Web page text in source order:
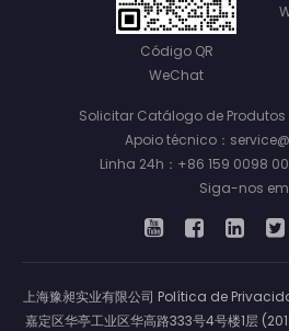
Código QR
WeChat
Solicitar Catálogo de
Apoio técnico：
Linha 24h：+86 159 0098
Siga-nos
上海豫昶实业有限公司 Política de
嘉定区华亭工业区华高路333号4号楼1层